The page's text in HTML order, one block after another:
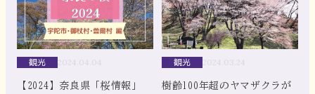
観光
【2024】奈良県「桜情報」
観光
樹齢100年超のヤマザクラが